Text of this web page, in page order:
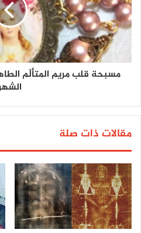
مسبحة قلب مريم المتألّم
مقالات ذات صلة